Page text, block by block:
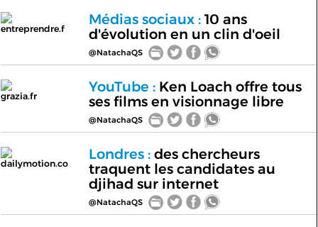
entreprendre.f
Médias sociaux :10 ans
d'évolution en un clin d'oeil
@NatachaQS
grazia.fr
YouTube :Ken Loach offre tous
ses films en visionnage libre
@NatachaQS
dailymotion.co
Londres :des chercheurs
traquent les candidates au
djihad sur internet
@NatachaQS